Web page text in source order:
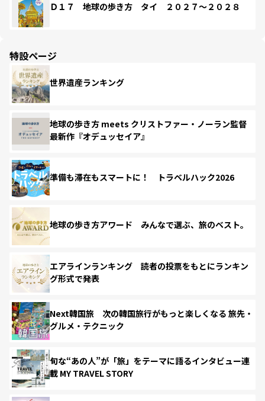
Ｄ１７ 地球の歩き方 タイ ２０２７～２０２８
特設ページ
世界遺産ランキング
地球の歩き方 meets クリストファー・ノーラン監督
最新作『オデュッセイア』
準備も滞在もスマートに！ トラベルハック2026
地球の歩き方アワード みんなで選ぶ、旅のベスト。
エアラインランキング 読者の投票をもとにランキン
グ形式で発表
Next韓国旅 次の韓国旅行がもっと楽しくなる 旅先・
グルメ・テクニック
旬な“あの人”が「旅」をテーマに語るインタビュー連
載 MY TRAVEL STORY